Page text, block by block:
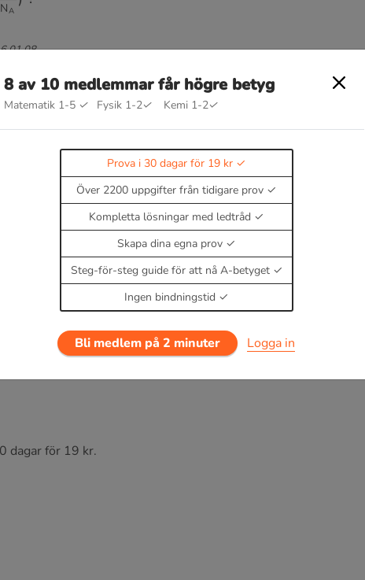
01 08
dagar för 19 kr.
8 av 10 medlemmar får högre betyg
Matematik 1-5 ✓ Fysik 1-2✓ Kemi 1-2✓
Prova i 30 dagar för 19 kr
Över 2200 uppgifter från tidigare prov
Kompletta lösningar med ledtråd
Skapa dina egna prov
Steg-för-steg guide för att nå A-betyget
Ingen bindningstid
Bli medlem på 2 minuter Logga in